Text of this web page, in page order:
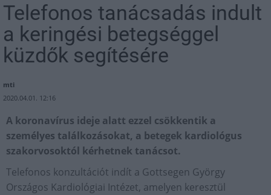
Telefonos tanácsadás indult
a keringési betegséggel
küzdők segítésére
mti
2020.04.01. 12:16
A koronavírus ideje alatt ezzel csökkentik a
személyes találkozásokat, a betegek kardiológus
szakorvosoktól kérhetnek tanácsot.
Telefonos konzultációt indít a Gottsegen György
Országos Kardiológiai Intézet, amelyen keresztül